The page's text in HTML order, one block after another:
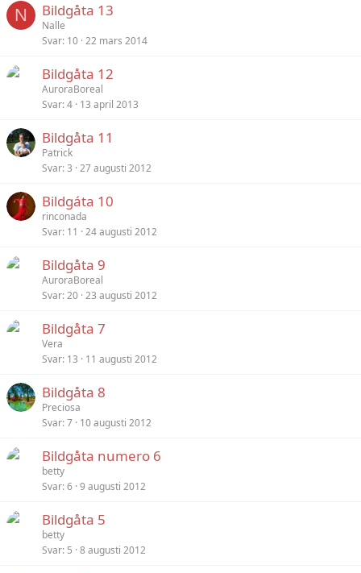
N Bildgåta 13
Nalle
Svar 10 22 mars 2014
Bildgåta 12
AuroraBoreal
Svar 4 13 april 2013
Bildgåta 11
Patrick
Svar 3 27 augusti 2012
Bildgáta 10
rinconada
Svar 11 24 augusti 2012
Bildgåta 9
AuroraBoreal
Svar 20 23 augusti 2012
Bildgåta 7
Vera
Svar 13 11 augusti 2012
Bildgåta 8
Preciosa
Svar 7 10 augusti 2012
Bildgåta numero 6
betty
Svar 6 9 augusti 2012
Bildgåta 5
betty
Svar 5 8 augusti 2012